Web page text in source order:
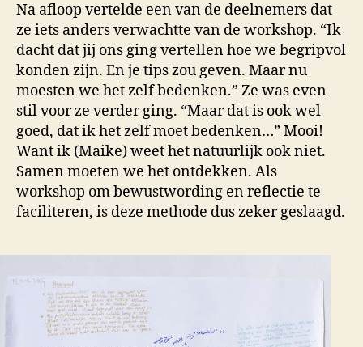
Na afloop vertelde een van de deelnemers dat
ze iets anders verwachtte van de workshop. “Ik
dacht dat jij ons ging vertellen hoe we begripvol
konden zijn. En je tips zou geven. Maar nu
moesten we het zelf bedenken.” Ze was even
stil voor ze verder ging. “Maar dat is ook wel
goed, dat ik het zelf moet bedenken…” Mooi!
Want ik (Maike) weet het natuurlijk ook niet.
Samen moeten we het ontdekken. Als
workshop om bewustwording en reflectie te
faciliteren, is deze methode dus zeker geslaagd.